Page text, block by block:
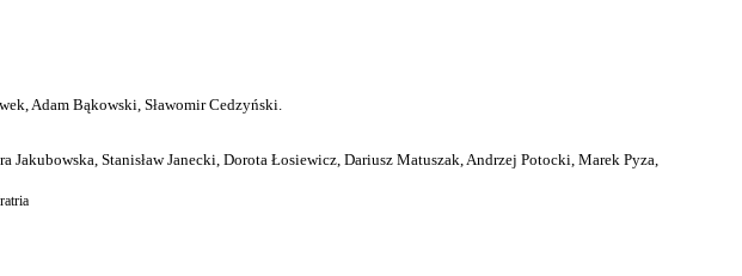
Adam Bąkowski, Sławomir Cedzyński.
Stanisław Janecki, Dorota Łosiewicz, Dariusz Matuszak, Andrzej Potocki, Marek Pyza,